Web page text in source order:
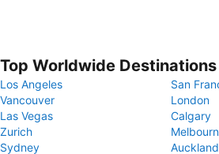
Top Worldwide Destinations
Los Angeles
San
Vancouver
London
Las Vegas
Calgary
Zurich
Sydney
Auckland